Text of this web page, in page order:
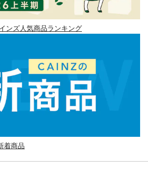
ンズ人気商品ランキング
着商品